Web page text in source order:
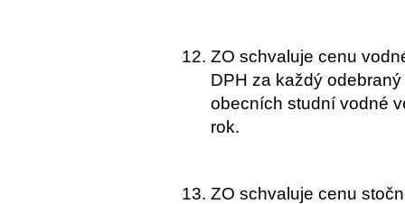
ZO schvaluje cenu
DPH za každý
obecních studní vodné
rok.
ZO schvaluje cenu